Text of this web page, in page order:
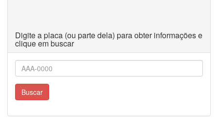
Digite a placa (ou parte dela) para obter informações e
clique em buscar
Buscar